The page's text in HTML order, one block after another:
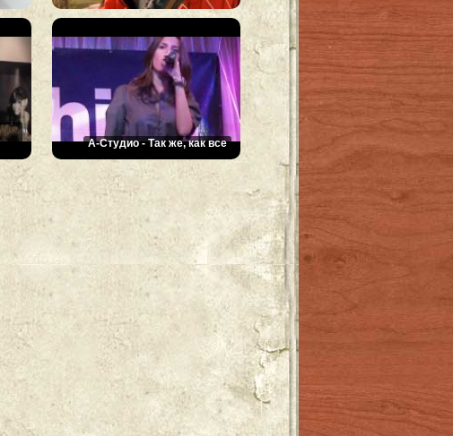
А-Cтудио - Так же, как все